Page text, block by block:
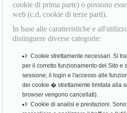
cookie di prima parte) o possono
web (c.d. cookie di terze parti).
In base alle caratteristiche e
distinguere diverse categorie:
Cookie strettamente necessari. Si
per il corretto funzionamento del Sito e
sessione, il login e l'accesso alle
dei cookie � strettamente limitata alla
browser vengono cancellati).
Cookie di analisi e prestazioni.